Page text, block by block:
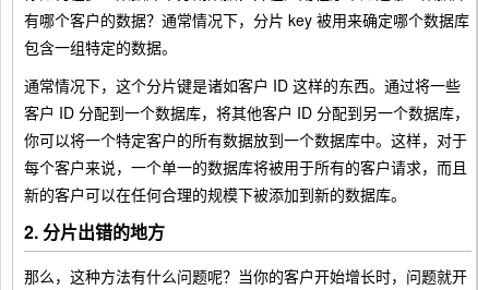
有哪个客户的数据？通常情况下，分片 key 被用来确定哪个数据库
包含一组特定的数据。
通常情况下，这个分片键是诸如客户 ID 这样的东西。通过将一些
客户 ID 分配到一个数据库，将其他客户 ID 分配到另一个数据库，
你可以将一个特定客户的所有数据放到一个数据库中。这样，对于
每个客户来说，一个单一的数据库将被用于所有的客户请求，而且
新的客户可以在任何合理的规模下被添加到新的数据库。
2. 分片出错的地方
那么，这种方法有什么问题呢？当你的客户开始增长时，问题就开